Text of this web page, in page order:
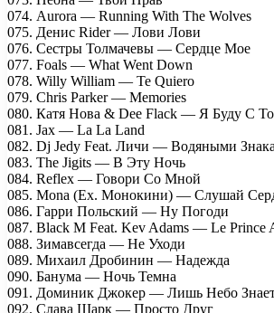
074. Aurora — Running With The Wolves
075. Денис Rider — Лови Лови
076. Сестры Толмачевы — Сердце Мое
077. Foals — What Went Down
078. Willy William — Te Quiero
079. Chris Parker — Memories
080. Катя Нова & Dee Flack — Я Буду С
081. Jax — La La Land
082. Dj Jedy Feat. Личи — Водяными
083. The Jigits — В Эту Ночь
084. Reflex — Говори Со Мной
085. Mona (Ex. Монокини) — Слушай
086. Гарри Польский — Ну Погоди
087. Black M Feat. Kev Adams — Le Prince
088. Зимавсегда — Не Уходи
089. Михаил Дробинин — Надежда
090. Банума — Ночь Темна
091. Доминик Джокер — Лишь Небо
092. Слава Шарк — Просто Друг